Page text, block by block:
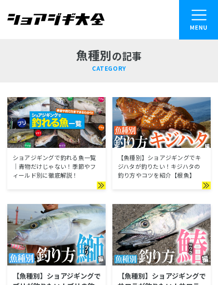
記事カテゴリー
釣り方
ルアー
タックル道具
魚種別
エリア別
魚種別の記事
CATEGORY
ショアジギングで釣れる魚一覧
｜青物だけじゃない！季節やフ
ィールド別に徹底解説！
【魚種別】ショアジギングでキ
ジハタが釣りたい！キジハタの
釣り方やコツを紹介【根魚】
【魚種別】ショアジギングで
【魚種別】ショアジギングで